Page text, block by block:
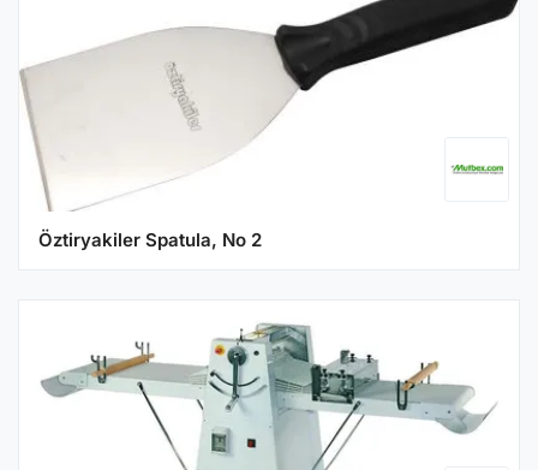
Öztiryakiler Spatula, No 2